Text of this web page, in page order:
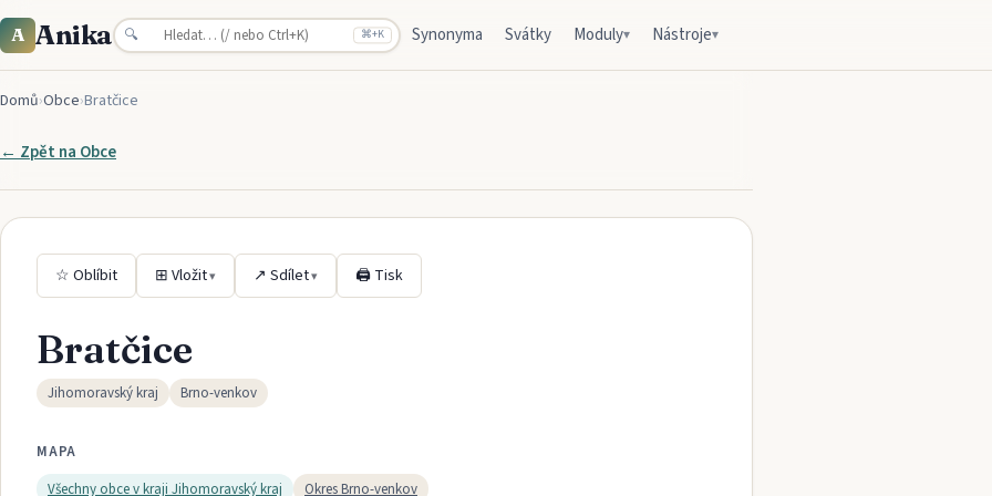
A Anika 🔍 ⌘+K Synonyma Svátky Moduly▾ Nástroje▾
Domů›Obce›Bratčice
← Zpět na Obce
☆ Oblíbit ⊞ Vložit▾ ↗ Sdílet▾ 🖨 Tisk
Bratčice
Jihomoravský kraj Brno-venkov
MAPA
Všechny obce v kraji Jihomoravský kraj OkresBrno-venkov